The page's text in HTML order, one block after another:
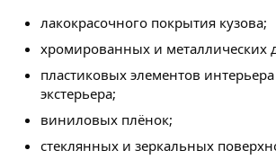
лакокрасочного покрытия кузова;
хромированных и металлических
пластиковых элементов
экстерьера;
виниловых плёнок;
стеклянных и зеркальных